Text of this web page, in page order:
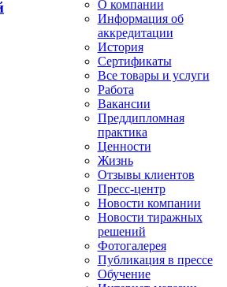
О компании
Информация об
аккредитации
История
Сертификаты
Все товары и услуги
Работа
Вакансии
Преддипломная
практика
Ценности
Жизнь
Отзывы клиентов
Пресс-центр
Новости компании
Новости тиражных
решений
Фотогалерея
Публикация в прессе
Обучение